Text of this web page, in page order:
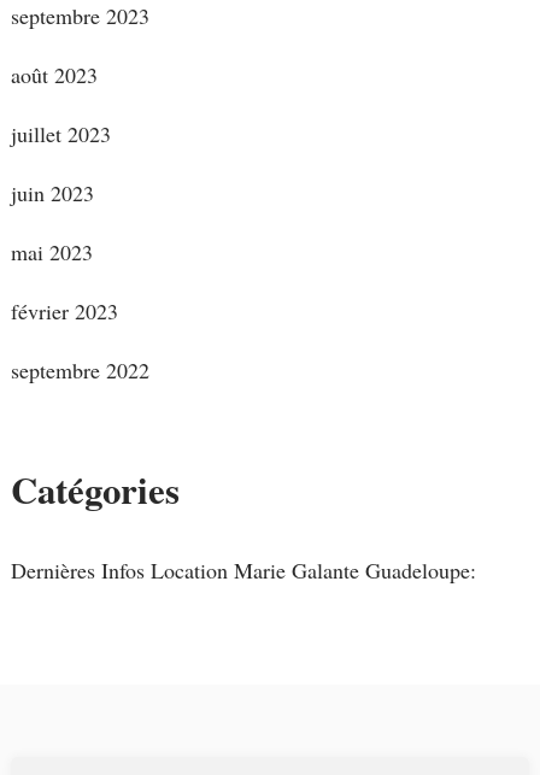
septembre 2023
août 2023
juillet 2023
juin 2023
mai 2023
février 2023
septembre 2022
Catégories
Dernières Infos Location Marie Galante Guadeloupe: